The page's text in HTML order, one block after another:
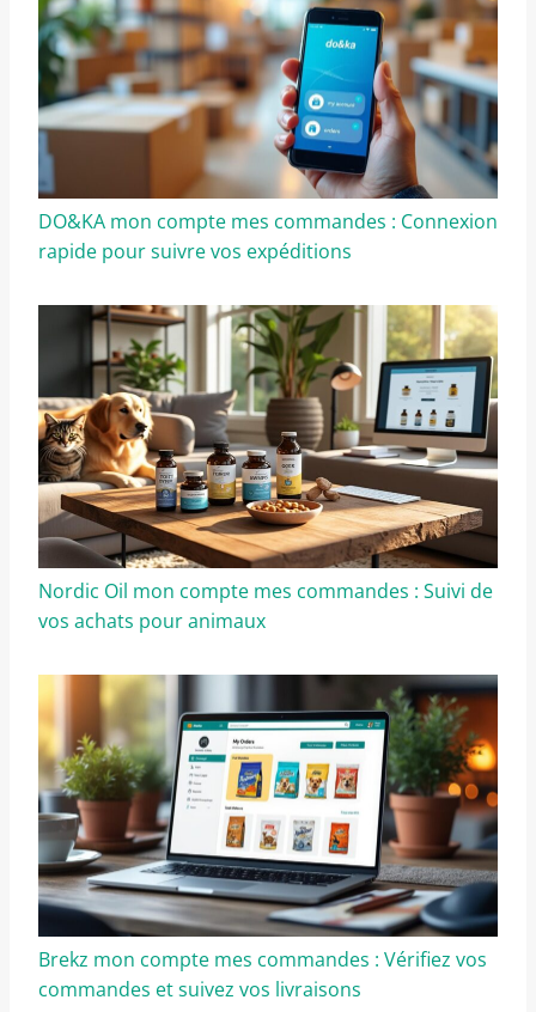
DO&KA mon compte mes commandes : Connexion
rapide pour suivre vos expéditions
Nordic Oil mon compte mes commandes : Suivi de
vos achats pour animaux
Brekz mon compte mes commandes : Vérifiez vos
commandes et suivez vos livraisons